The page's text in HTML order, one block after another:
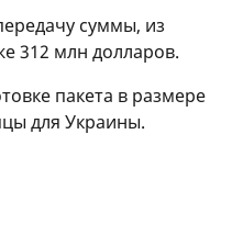
суммы, из
312 млн долларов.
пакета в размере
для Украины.